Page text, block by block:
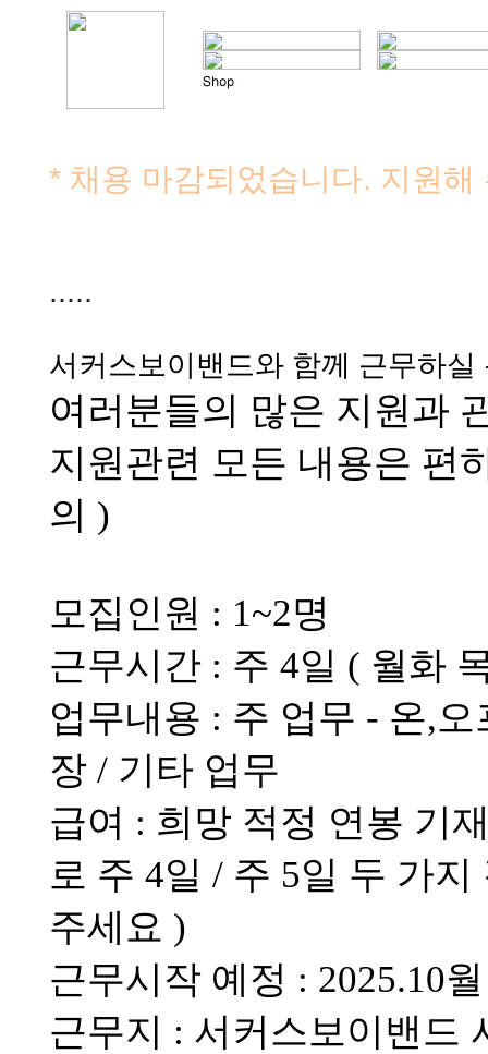
* 채용 마감되었습니다. 지원
.....
서커스보이밴드와 함께 근무하실
여러분들의 많은 지원과
지원관련 모든 내용은 편
의 )
모집인원 : 1~2명
근무시간 : 주 4일 ( 월화
업무내용 : 주 업무 - 온,
장 / 기타 업무
급여 : 희망 적정 연봉 기
로 주 4일 / 주 5일 두 가
주세요 )
근무시작 예정 : 2025.10
근무지 : 서커스보이밴드